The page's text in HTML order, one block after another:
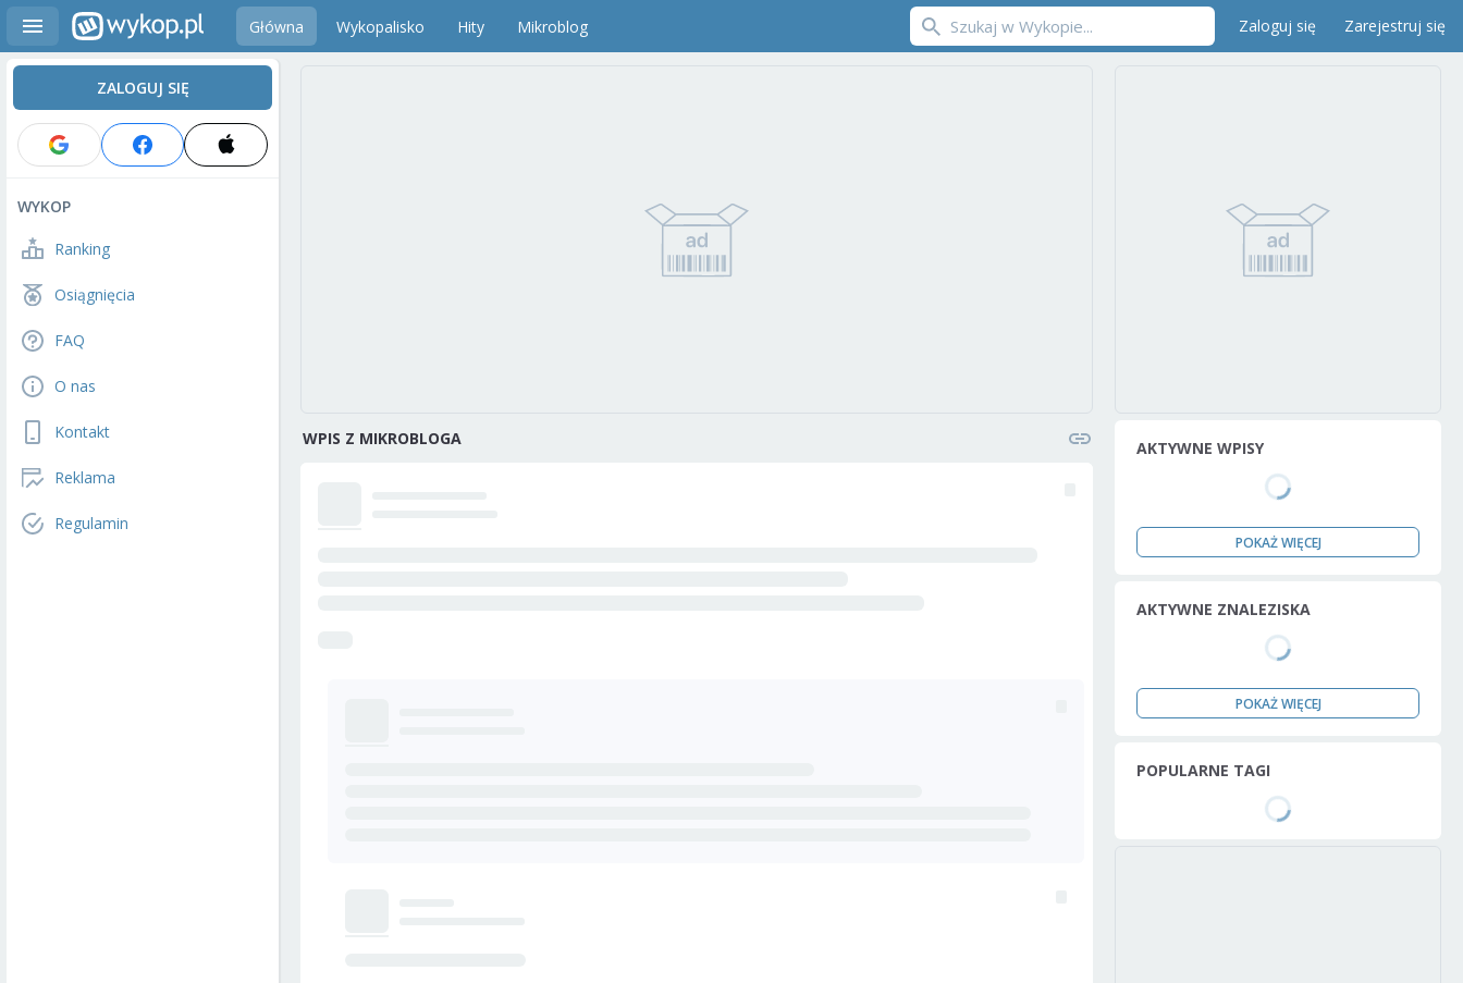
Główna Wykopalisko Hity Mikroblog Zaloguj się Zarejestruj się
ZALOGUJ SIĘ
WYKOP
Ranking
Osiągnięcia
FAQ
O nas
Kontakt
Reklama
Regulamin
WPIS Z MIKROBLOGA AKTYWNE WPISY
POKAŻ WIĘCEJ
AKTYWNE ZNALEZISKA
POKAŻ WIĘCEJ
POPULARNE TAGI